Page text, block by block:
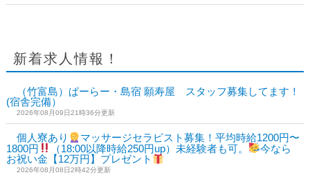
新着求人情報！
（竹富島）ぱーらー・島宿 願寿屋 スタッフ募集してます！
(宿舎完備）
2026年08月09日21時36分更新
個人寮あり
マッサージセラピスト募集！平均時給1200円〜
1800円
（18:00以降時給250円up）未経験者も可。
今なら
お祝い金【12万円】プレゼント
2026年08月08日2時42分更新